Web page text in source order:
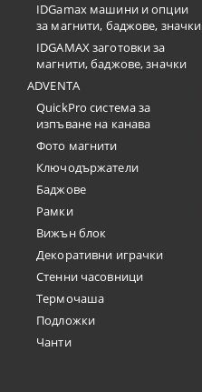
IDGamax машини и опции
за магнити, баджове, значки
IDGAMAX заготовки за
магнити, баджове, значки
ADVENTA
QuickPro система за
изпъване на канава
Фото магнити
Ключодържатели
Баджове
Рамки
Вижън блок
Декоративни играчки
Стенни часовници
Термочашa
Подложки
Чанти